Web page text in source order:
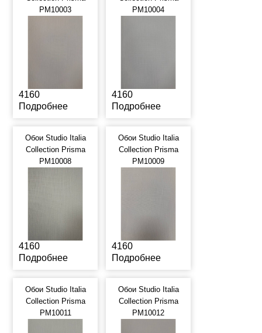
PM10003
4160
Подробнее
PM10004
4160
Подробнее
Обои Studio Italia
Collection Prisma
PM10008
4160
Подробнее
Обои Studio Italia
Collection Prisma
PM10009
4160
Подробнее
Обои Studio Italia
Collection Prisma
PM10011
Обои Studio Italia
Collection Prisma
PM10012